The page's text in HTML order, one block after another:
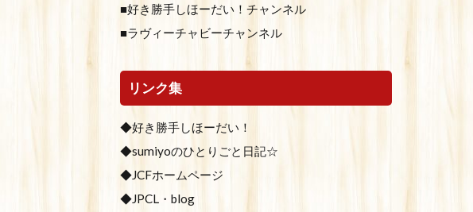
■好き勝手しほーだい！チャンネル
■ラヴィーチャビーチャンネル
リンク集
◆好き勝手しほーだい！
◆sumiyoのひとりごと日記☆
◆JCFホームページ
◆JPCL・blog